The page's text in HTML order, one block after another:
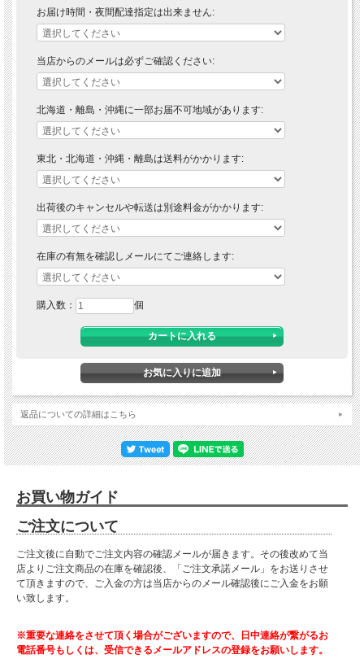
■ 送料無料にて配達 ■
北海道・東北・沖縄・離島の方は送料がかかりますので"■送料について（一部地域
は別途送料有り）"プルダウンメニューから対象地域をお選びください。
※対象地域でお選びいただけなかった場合でも、送料を加算させていただきます。
■サイズ
幅80cm×奥行45cm×高さ95cm
・ブラウン
お届け時間・夜間配達指定は出来ません:
当店からのメールは必ずご確認ください:
北海道・離島・沖縄に一部お届不可地域があります:
東北・北海道・沖縄・離島は送料がかかります:
出荷後のキャンセルや転送は別途料金がかかります:
在庫の有無を確認しメールにてご連絡します:
購入数： 個
返品についての詳細はこちら
お買い物ガイド
ご注文について
ご注文後に自動でご注文内容の確認メールが届きます。その後改めて当
店よりご注文商品の在庫を確認後、「ご注文承諾メール」をお送りさせ
て頂きますので、ご入金の方は当店からのメール確認後にご入金をお願
い致します。
※重要な連絡をさせて頂く場合がございますので、日中連絡が繋がるお
電話番号もしくは、受信できるメールアドレスの登録をお願いします。